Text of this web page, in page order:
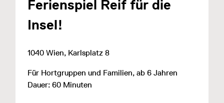
Ferienspiel Reif für die
Insel!
1040 Wien, Karlsplatz 8
Für Hortgruppen und Familien, ab 6 Jahren
Dauer: 60 Minuten